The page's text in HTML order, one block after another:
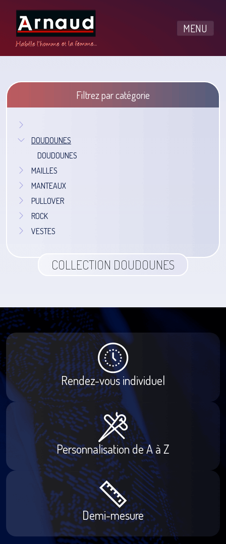
MENU
Filtrez par catégorie
DOUDOUNES
DOUDOUNES
MAILLES
MANTEAUX
PULLOVER
ROCK
VESTES
COLLECTION DOUDOUNES
Rendez-vous individuel
Personnalisation de A à Z
Demi-mesure